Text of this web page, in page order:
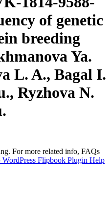
of genetic
breeding
Ya.
L. A., Bagal I.
Ryzhova N.
For more related info, FAQs
WordPress Flipbook Plugin Help